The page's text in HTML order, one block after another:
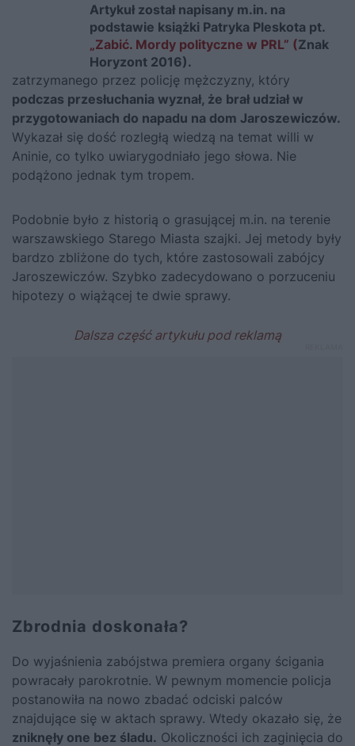
Artykuł został napisany m.in. na
podstawie książki Patryka Pleskota pt.
„Zabić. Mordy polityczne w PRL” (Znak
Horyzont 2016).
zatrzymanego przez policję mężczyzny, który
podczas przesłuchania wyznał, że brał udział w
przygotowaniach do napadu na dom Jaroszewiczów.
Wykazał się dość rozległą wiedzą na temat willi w
Aninie, co tylko uwiarygodniało jego słowa. Nie
podążono jednak tym tropem.
Podobnie było z historią o grasującej m.in. na terenie
warszawskiego Starego Miasta szajki. Jej metody były
bardzo zbliżone do tych, które zastosowali zabójcy
Jaroszewiczów. Szybko zadecydowano o porzuceniu
hipotezy o wiążącej te dwie sprawy.
Zbrodnia doskonała?
Do wyjaśnienia zabójstwa premiera organy ścigania
powracały parokrotnie. W pewnym momencie policja
postanowiła na nowo zbadać odciski palców
znajdujące się w aktach sprawy. Wtedy okazało się, że
zniknęły one bez śladu. Okoliczności ich zaginięcia do